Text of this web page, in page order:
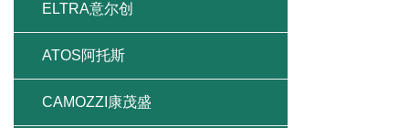
ELTRA意尔创
ATOS阿托斯
CAMOZZI康茂盛